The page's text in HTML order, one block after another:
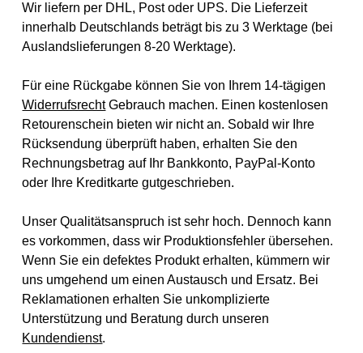
Wir liefern per DHL, Post oder UPS. Die Lieferzeit
innerhalb Deutschlands beträgt bis zu 3 Werktage (bei
Auslandslieferungen 8-20 Werktage).
Für eine Rückgabe können Sie von Ihrem 14-tägigen
WiderrufsrechtGebrauch machen. Einen kostenlosen
Retourenschein bieten wir nicht an. Sobald wir Ihre
Rücksendung überprüft haben, erhalten Sie den
Rechnungsbetrag auf Ihr Bankkonto, PayPal-Konto
oder Ihre Kreditkarte gutgeschrieben.
Unser Qualitätsanspruch ist sehr hoch. Dennoch kann
es vorkommen, dass wir Produktionsfehler übersehen.
Wenn Sie ein defektes Produkt erhalten, kümmern wir
uns umgehend um einen Austausch und Ersatz. Bei
Reklamationen erhalten Sie unkomplizierte
Unterstützung und Beratung durch unseren
Kundendienst.